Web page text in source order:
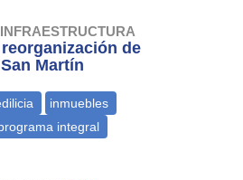
INFRAESTRUCTURA
de
Martín